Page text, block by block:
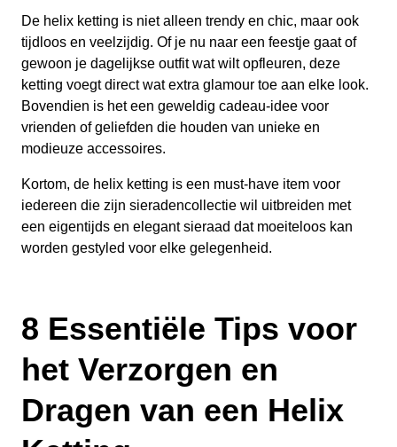
De helix ketting is niet alleen trendy en chic, maar ook
tijdloos en veelzijdig. Of je nu naar een feestje gaat of
gewoon je dagelijkse outfit wat wilt opfleuren, deze
ketting voegt direct wat extra glamour toe aan elke look.
Bovendien is het een geweldig cadeau-idee voor
vrienden of geliefden die houden van unieke en
modieuze accessoires.
Kortom, de helix ketting is een must-have item voor
iedereen die zijn sieradencollectie wil uitbreiden met
een eigentijds en elegant sieraad dat moeiteloos kan
worden gestyled voor elke gelegenheid.
8 Essentiële Tips voor
het Verzorgen en
Dragen van een Helix